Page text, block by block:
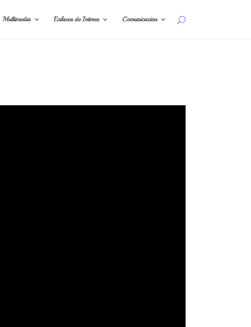
Multimedia Enlaces de Interes Comunicacion